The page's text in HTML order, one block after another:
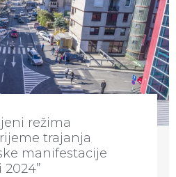
režima
trajanja
manifestacije